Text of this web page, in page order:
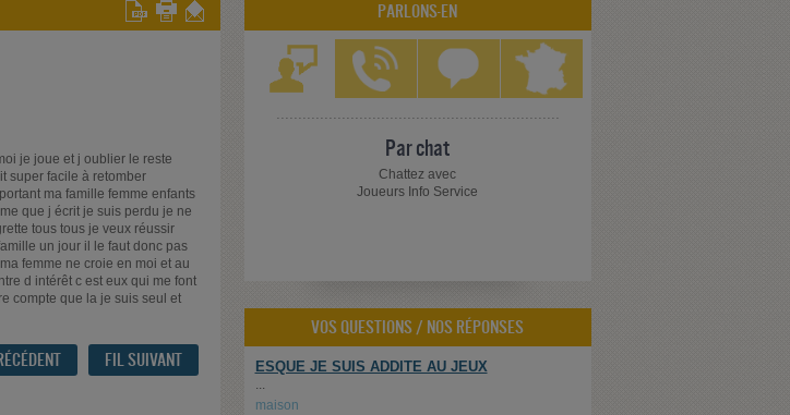
je joue et j oublier le reste
super facile à retomber
ma famille femme enfants
que j écrit je suis perdu je ne
tous tous je veux réussir
un jour il le faut donc pas
femme ne croie en moi et au
d intérêt c est eux qui me font
compte que la je suis seul et
FIL SUIVANT
PARLONS-EN
Par chat
Chattez avec
Joueurs Info Service
VOS QUESTIONS / NOS RÉPONSES
ESQUE JE SUIS ADDITE AU JEUX
...
maison